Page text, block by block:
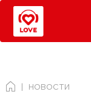
НОВОСТИ